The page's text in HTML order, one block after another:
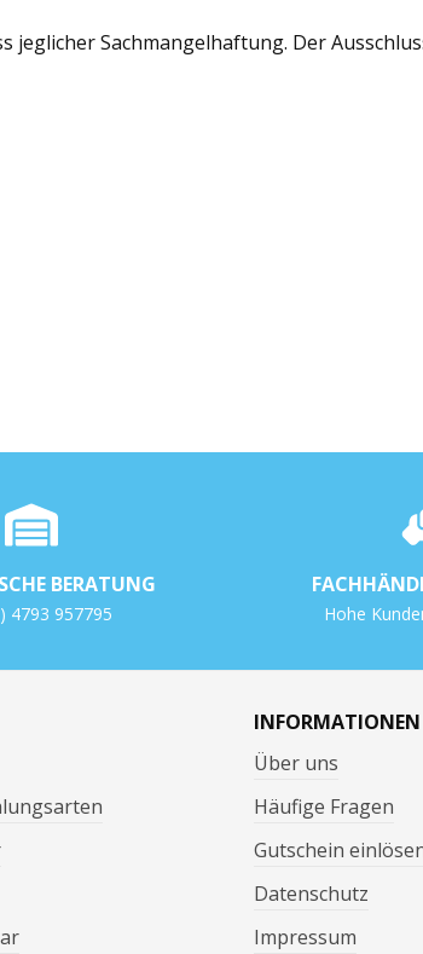
Sachmangelhaftung. Der
BERATUNG
4793 957795 Hohe
INFORMATIONEN
Über uns
Häufige Fragen
Gutschein
Datenschutz
Impressum